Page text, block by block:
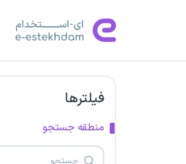
فیلترها
منطقه جستجو